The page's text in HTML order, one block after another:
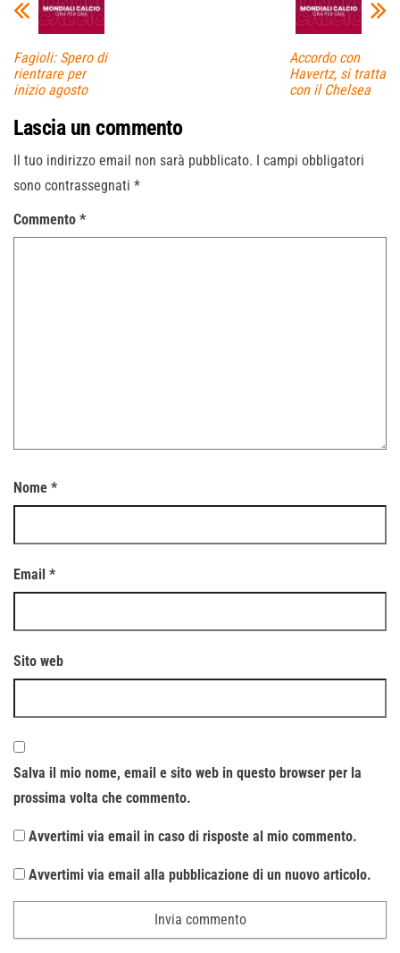
Fagioli: Spero di
rientrare per
inizio agosto
Accordo con
Havertz, si tratta
con il Chelsea
Lascia un commento
Il tuo indirizzo email non sarà pubblicato.
I campi obbligatori
sono contrassegnati *
Commento *
Nome *
Email *
Sito web
Salva il mio nome, email e sito web in questo browser per la
prossima volta che commento.
Avvertimi via email in caso di risposte al mio commento.
Avvertimi via email alla pubblicazione di un nuovo articolo.